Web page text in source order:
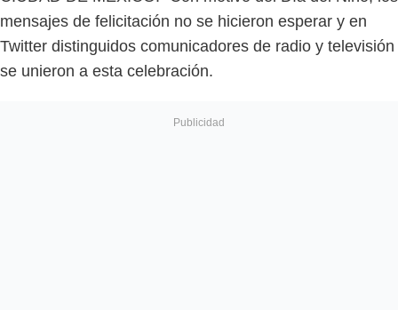
mensajes de felicitación no se hicieron esperar y en
Twitter distinguidos comunicadores de radio y televisión
se unieron a esta celebración.